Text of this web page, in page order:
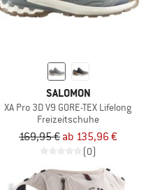
SALOMON
XA Pro 3D V9 GORE-TEX Lifelong
Freizeitschuhe
169,95 € ab 135,96 €
(0)